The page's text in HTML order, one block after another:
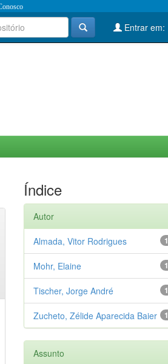
Entrar em:
Índice
Autor
1
Almada, Vitor Rodrigues
1
Mohr, Elaine
1
Tischer, Jorge André
1
Zucheto, Zélide Aparecida Baier
Assunto